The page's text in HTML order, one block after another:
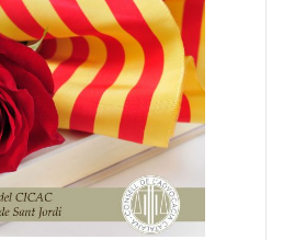
a
e
n
c
a
t
a